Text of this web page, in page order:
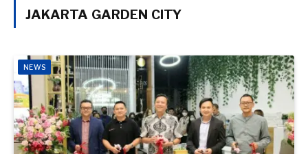
JAKARTA GARDEN CITY
NEWS